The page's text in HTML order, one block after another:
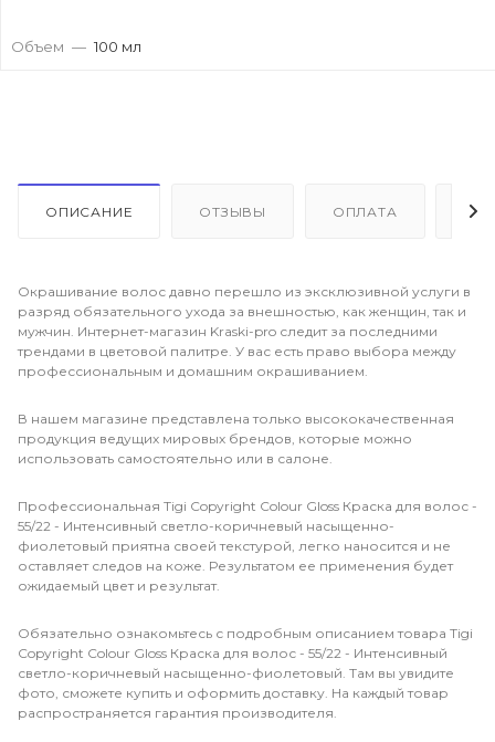
Объем — 100 мл
ОПИСАНИЕ ОТЗЫВЫ ОПЛАТА
Окрашивание волос давно перешло из эксклюзивной услуги в
разряд обязательного ухода за внешностью, как женщин, так и
мужчин. Интернет-магазин Kraski-pro следит за последними
трендами в цветовой палитре. У вас есть право выбора между
профессиональным и домашним окрашиванием.
В нашем магазине представлена только высококачественная
продукция ведущих мировых брендов, которые можно
использовать самостоятельно или в салоне.
Профессиональная Tigi Copyright Сolour Gloss Краска для волос -
55/22 - Интенсивный светло-коричневый насыщенно-
фиолетовый приятна своей текстурой, легко наносится и не
оставляет следов на коже. Результатом ее применения будет
ожидаемый цвет и результат.
Обязательно ознакомьтесь с подробным описанием товара Tigi
Copyright Сolour Gloss Краска для волос - 55/22 - Интенсивный
светло-коричневый насыщенно-фиолетовый. Там вы увидите
фото, сможете купить и оформить доставку. На каждый товар
распространяется гарантия производителя.